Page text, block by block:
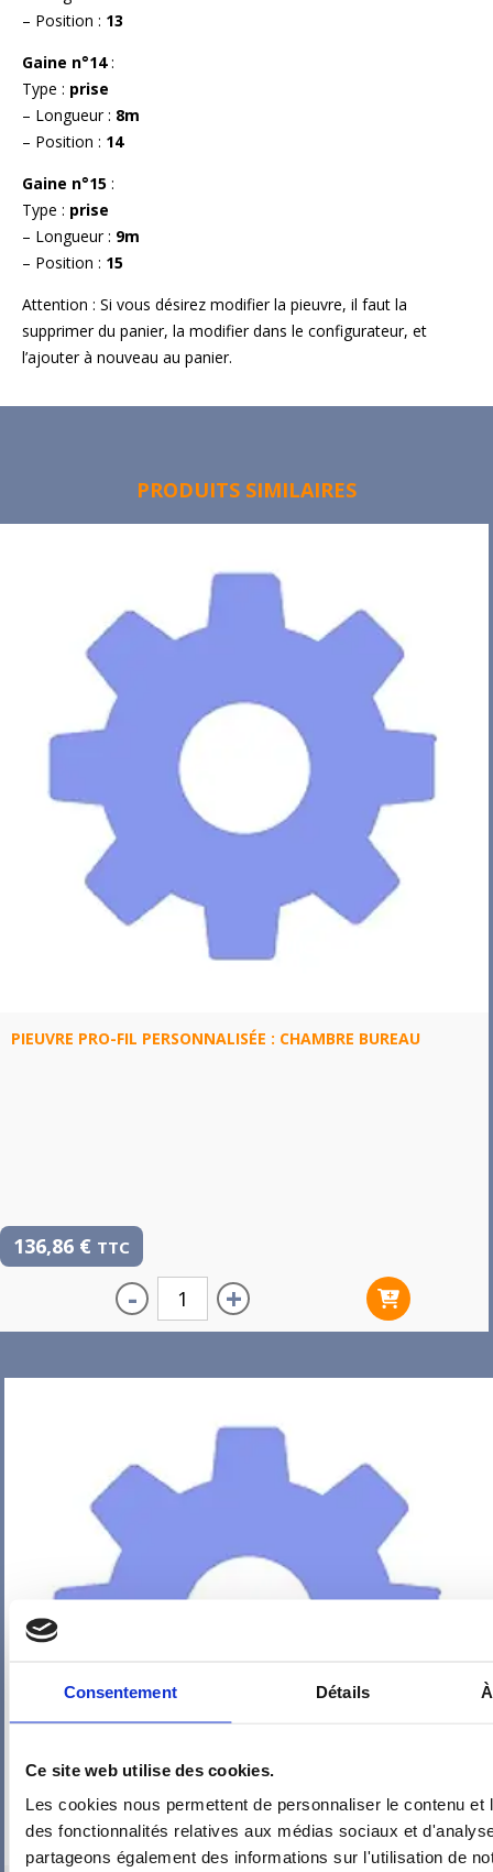
Consentement Détails
Ce site web utilise des cookies.
Les cookies nous permettent de personnaliser le contenu et
des fonctionnalités relatives aux médias sociaux et
partageons également des informations sur l'utilisation de
– Position : 13
Gaine n°14:
Type : prise
– Longueur : 8m
– Position : 14
Gaine n°15 :
Type : prise
– Longueur : 9m
– Position : 15
Attention : Si vous désirez modifier la pieuvre, il faut la
supprimer du panier, la modifier dans le configurateur, et
l’ajouter à nouveau au panier.
PRODUITS SIMILAIRES
PIEUVRE PRO-FIL PERSONNALISÉE : CHAMBRE BUREAU
136,86 € TTC
- +